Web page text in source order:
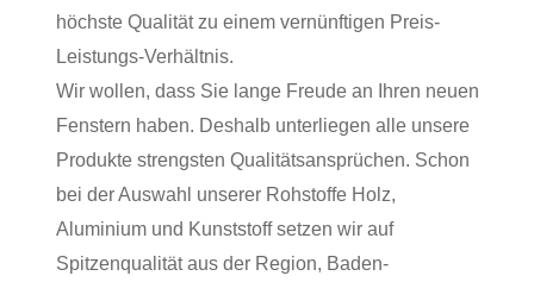
höchste Qualität zu einem vernünftigen Preis-
Leistungs-Verhältnis.
Wir wollen, dass Sie lange Freude an Ihren neuen
Fenstern haben. Deshalb unterliegen alle unsere
Produkte strengsten Qualitätsansprüchen. Schon
bei der Auswahl unserer Rohstoffe Holz,
Aluminium und Kunststoff setzen wir auf
Spitzenqualität aus der Region, Baden-